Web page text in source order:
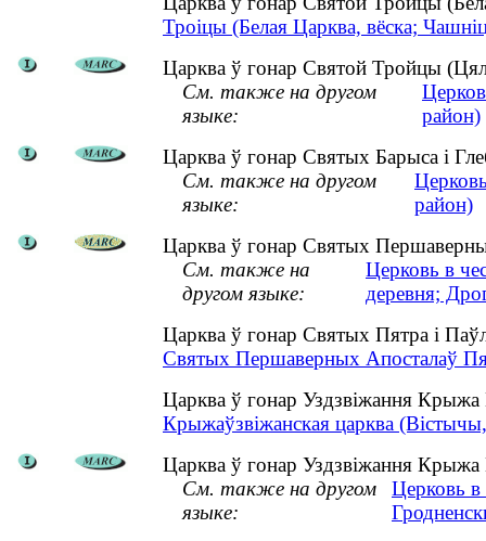
Троіцы (Белая Царква, вёска;
Царква ў гонар Святой Тройцы
См. также на другом
языке:
район)
Царква ў гонар Святых Барыса і
См. также на другом
языке:
район)
Царква ў гонар Святых
См. также на
другом языке:
Церковь в
деревня;
Царква ў гонар Святых Пятра і
Святых Першаверных Апосталаў
Царква ў гонар Уздзвіжання
Крыжаўзвіжанская царква
Царква ў гонар Уздзвіжання Крыжа
См. также на другом
языке:
Церковь в